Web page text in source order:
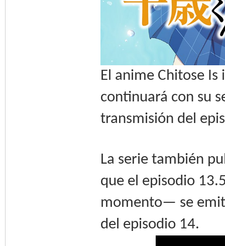
El anime Chitose
continuará con su
transmisión del
La serie también
que el episodio
momento— se
del episodio 14.